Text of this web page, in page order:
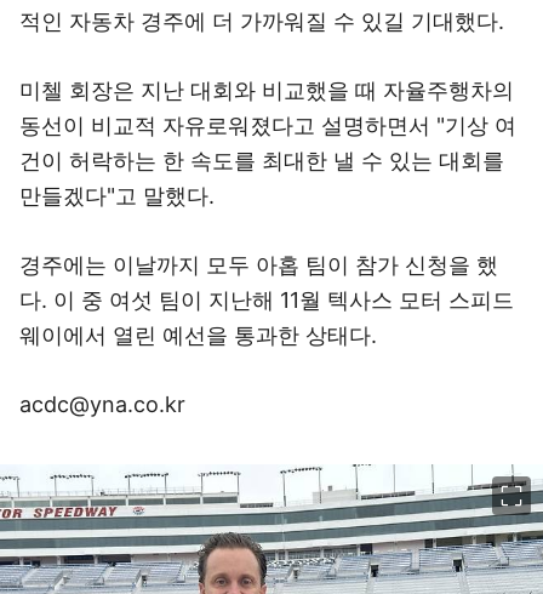
적인 자동차 경주에 더 가까워질 수 있길 기대했다.
미첼 회장은 지난 대회와 비교했을 때 자율주행차의
동선이 비교적 자유로워졌다고 설명하면서 "기상 여
건이 허락하는 한 속도를 최대한 낼 수 있는 대회를
만들겠다"고 말했다.
경주에는 이날까지 모두 아홉 팀이 참가 신청을 했
다. 이 중 여섯 팀이 지난해 11월 텍사스 모터 스피드
웨이에서 열린 예선을 통과한 상태다.
acdc@yna.co.kr